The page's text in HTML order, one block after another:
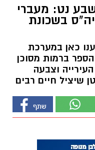
נט: מעברי
בשכונת
כאן במערכת
ברמות מסוכן
וצבעה
שיציל חיים רבים